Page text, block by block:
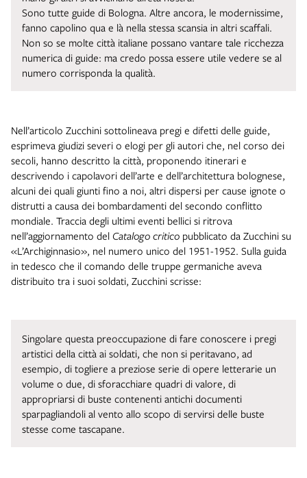
Sono tutte guide di Bologna. Altre ancora, le modernissime,
fanno capolino qua e là nella stessa scansia in altri scaffali.
Non so se molte città italiane possano vantare tale ricchezza
numerica di guide: ma credo possa essere utile vedere se al
numero corrisponda la qualità.
Nell’articolo Zucchini sottolineava pregi e difetti delle guide,
esprimeva giudizi severi o elogi per gli autori che, nel corso dei
secoli, hanno descritto la città, proponendo itinerari e
descrivendo i capolavori dell’arte e dell’architettura bolognese,
alcuni dei quali giunti fino a noi, altri dispersi per cause ignote o
distrutti a causa dei bombardamenti del secondo conflitto
mondiale. Traccia degli ultimi eventi bellici si ritrova
nell’aggiornamento del Catalogo critico pubblicato da Zucchini su
«L’Archiginnasio», nel numero unico del 1951-1952. Sulla guida
in tedesco che il comando delle truppe germaniche aveva
distribuito tra i suoi soldati, Zucchini scrisse:
Singolare questa preoccupazione di fare conoscere i pregi
artistici della città ai soldati, che non si peritavano, ad
esempio, di togliere a preziose serie di opere letterarie un
volume o due, di sforacchiare quadri di valore, di
appropriarsi di buste contenenti antichi documenti
sparpagliandoli al vento allo scopo di servirsi delle buste
stesse come tascapane.